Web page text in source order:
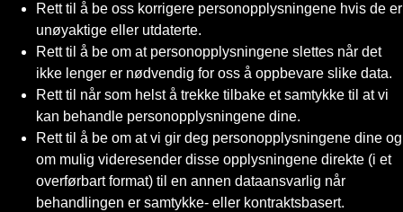
Rett til å be oss korrigere personopplysningene hvis de er
unøyaktige eller utdaterte.
Rett til å be om at personopplysningene slettes når det
ikke lenger er nødvendig for oss å oppbevare slike data.
Rett til når som helst å trekke tilbake et samtykke til at vi
kan behandle personopplysningene dine.
Rett til å be om at vi gir deg personopplysningene dine og
om mulig videresender disse opplysningene direkte (i et
overførbart format) til en annen dataansvarlig når
behandlingen er samtykke- eller kontraktsbasert.